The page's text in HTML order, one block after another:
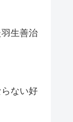
生善治
ない好